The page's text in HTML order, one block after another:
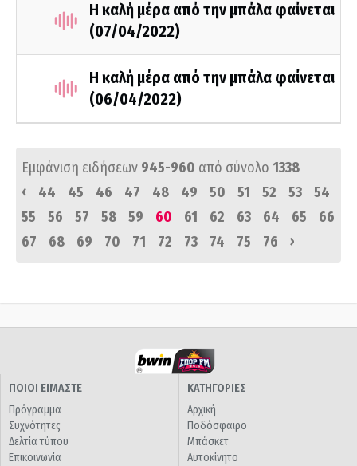
Η καλή μέρα από την μπάλα φαίνεται
(07/04/2022)
Η καλή μέρα από την μπάλα φαίνεται
(06/04/2022)
Εμφάνιση ειδήσεων 945-960 από σύνολο 1338
‹
44 45 46 47 48 49 50 51 52 53
54
55
56 57 58 59 60 61 62 63 64 65
66
67
68 69 70 71 72 73 74 75 76 ›
ΠΟΙΟΙ ΕΙΜΑΣΤΕ
Πρόγραμμα
Συχνότητες
Δελτία τύπου
Επικοινωνία
ΚΑΤΗΓΟΡΙΕΣ
Αρχική
Ποδόσφαιρο
Μπάσκετ
Αυτοκίνητο